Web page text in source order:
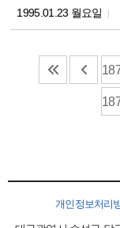
1995.01.23 월요일
개인정보처리